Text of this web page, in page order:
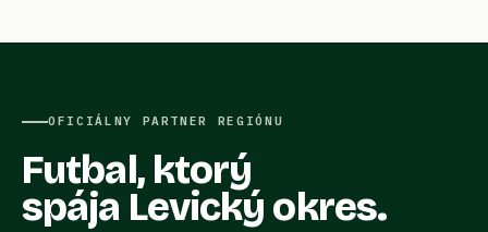
OFICIÁLNY PARTNER REGIÓNU
Futbal, ktorý
spája Levický okres.